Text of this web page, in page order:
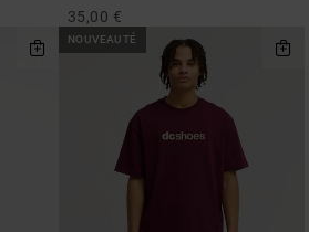
35,00 €
NOUVEAUTÉ